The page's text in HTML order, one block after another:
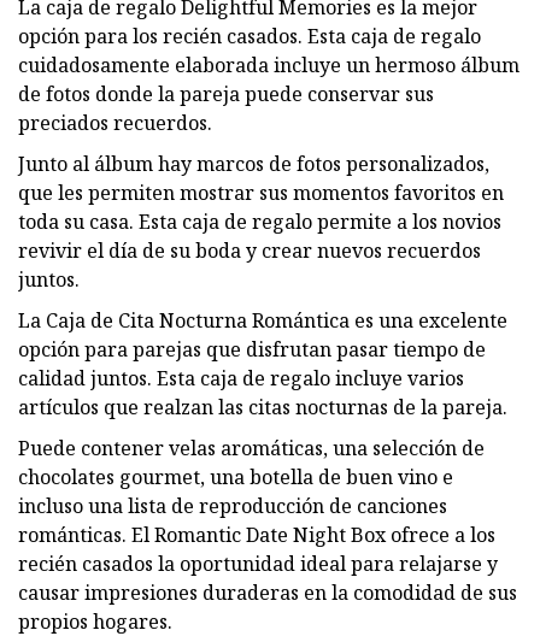
La caja de regalo Delightful Memories es la mejor
opción para los recién casados. Esta caja de regalo
cuidadosamente elaborada incluye un hermoso álbum
de fotos donde la pareja puede conservar sus
preciados recuerdos.
Junto al álbum hay marcos de fotos personalizados,
que les permiten mostrar sus momentos favoritos en
toda su casa. Esta caja de regalo permite a los novios
revivir el día de su boda y crear nuevos recuerdos
juntos.
La Caja de Cita Nocturna Romántica es una excelente
opción para parejas que disfrutan pasar tiempo de
calidad juntos. Esta caja de regalo incluye varios
artículos que realzan las citas nocturnas de la pareja.
Puede contener velas aromáticas, una selección de
chocolates gourmet, una botella de buen vino e
incluso una lista de reproducción de canciones
románticas. El Romantic Date Night Box ofrece a los
recién casados ​​la oportunidad ideal para relajarse y
causar impresiones duraderas en la comodidad de sus
propios hogares.